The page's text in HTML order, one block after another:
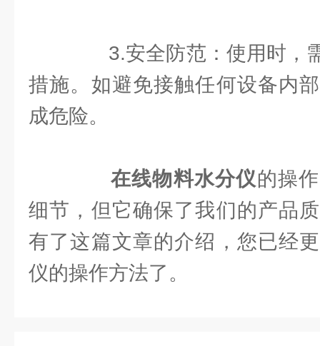
3.安全防范：使用时，
措施。如避免接触任何设备内
成危险。
在线物料水分仪的操
细节，但它确保了我们的产品
有了这篇文章的介绍，您已经
仪的操作方法了。